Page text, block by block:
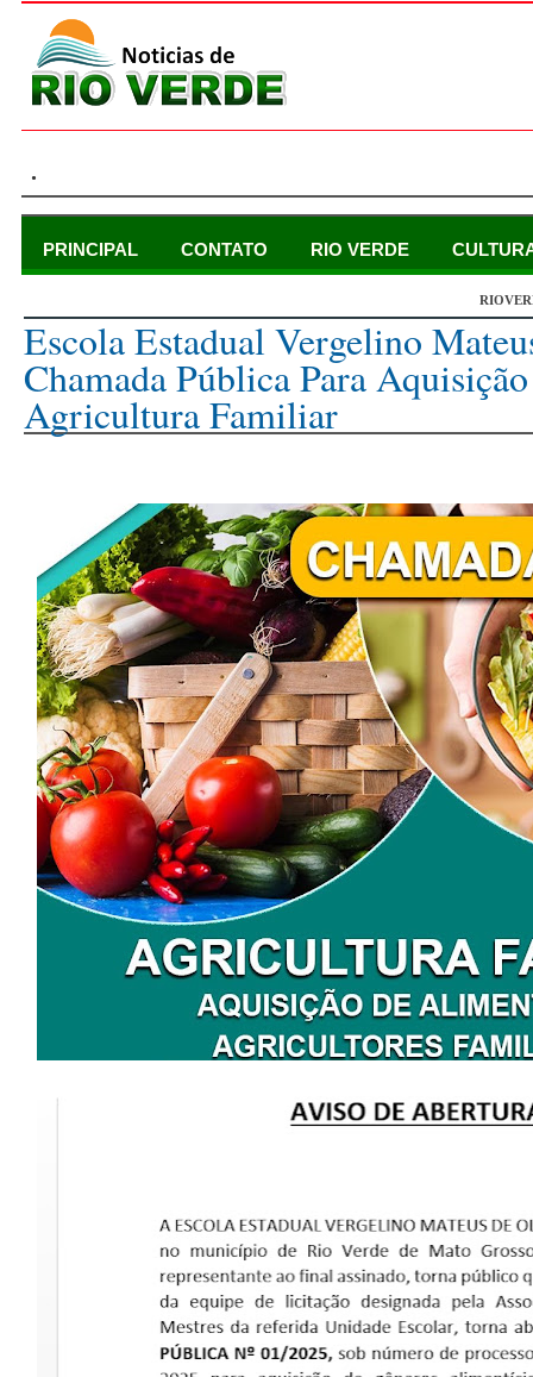
.
PRINCIPAL CONTATO RIO VERDE
Escola Estadual Vergelino
Chamada Pública Para
Agricultura Familiar